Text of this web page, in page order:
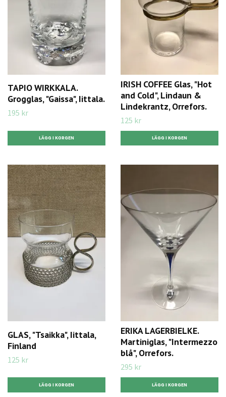
TAPIO WIRKKALA.
Grogglas, "Gaissa", Iittala.
195 kr
IRISH COFFEE Glas, "Hot
and Cold", Lindaun &
Lindekrantz, Orrefors.
125 kr
GLAS, "Tsaikka", Iittala,
Finland
125 kr
ERIKA LAGERBIELKE.
Martiniglas, "Intermezzo
blå", Orrefors.
295 kr